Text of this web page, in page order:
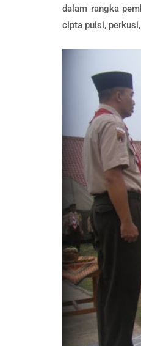
dalam rangka
cipta puisi,